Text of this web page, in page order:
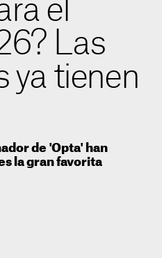
el
Las
ya tienen
de 'Opta' han
la gran favorita